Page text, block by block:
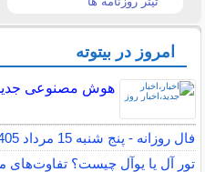
امروز در بیتوته
هوش مصنوعی
فال روزانه - پنج شنبه 15 مرداد 1405
تور آل یا یوآل چیست؟ تفاوت‌های